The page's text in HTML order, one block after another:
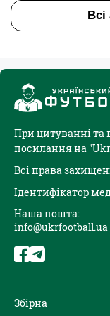
Всі
При цитуванні та
посилання на
Всі права
Ідентифікатор
Наша пошта:
info@ukrfootball.ua
Збірна